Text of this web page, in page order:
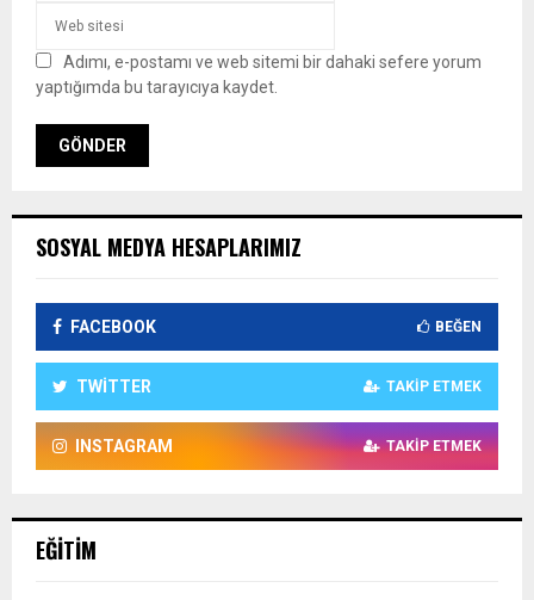
Adımı, e-postamı ve web sitemi bir dahaki sefere yorum
yaptığımda bu tarayıcıya kaydet.
SOSYAL MEDYA HESAPLARIMIZ
FACEBOOK BEĞEN
TWITTER TAKIP ETMEK
INSTAGRAM TAKIP ETMEK
EĞITIM